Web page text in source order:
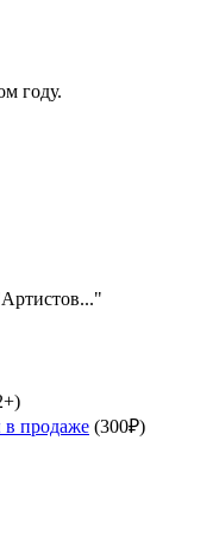
году.
в продаже (300₽)